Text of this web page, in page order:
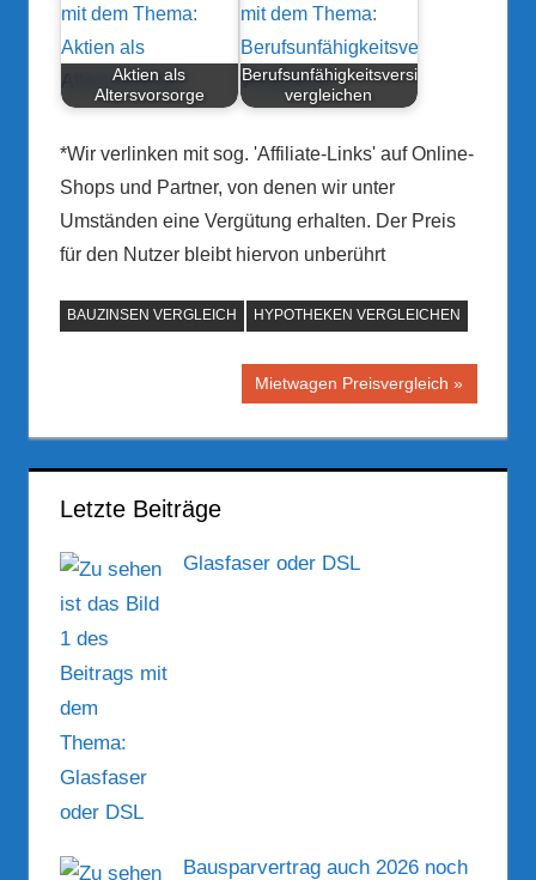
Aktien als
Altersvorsorge
Berufsunfähigkeitsversicherung
vergleichen
*Wir verlinken mit sog. 'Affiliate-Links' auf Online-
Shops und Partner, von denen wir unter
Umständen eine Vergütung erhalten. Der Preis
für den Nutzer bleibt hiervon unberührt
BAUZINSEN VERGLEICH HYPOTHEKEN VERGLEICHEN
Beitragsnavigation
Nächster
Mietwagen Preisvergleich
Letzte Beiträge
Glasfaser oder DSL
Bausparvertrag auch 2026 noch